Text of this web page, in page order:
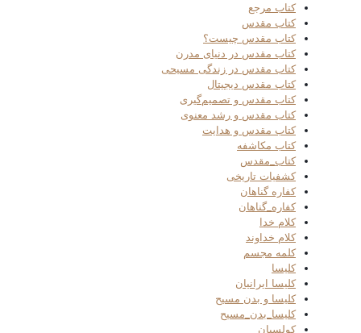
کتاب مرجع
کتاب مقدس
کتاب مقدس چیست؟
کتاب مقدس در دنیای مدرن
کتاب مقدس در زندگی مسیحی
کتاب مقدس دیجیتال
کتاب مقدس و تصمیم‌گیری
کتاب مقدس و رشد معنوی
کتاب مقدس و هدایت
کتاب مکاشفه
کتاب_مقدس
کشفیات تاریخی
کفاره گناهان
کفاره_گناهان
کلام خدا
کلام خداوند
کلمه مجسم
کلیسا
کلیسا ایرانیان
کلیسا و بدن مسیح
کلیسا_بدن_مسیح
کولسیان